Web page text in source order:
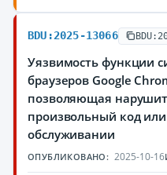
BDU:2025-13066
Уязвимость функции
браузеров Google
позволяющая
произвольный код
обслуживании
ОПУБЛИКОВАНО: 2025-10-16